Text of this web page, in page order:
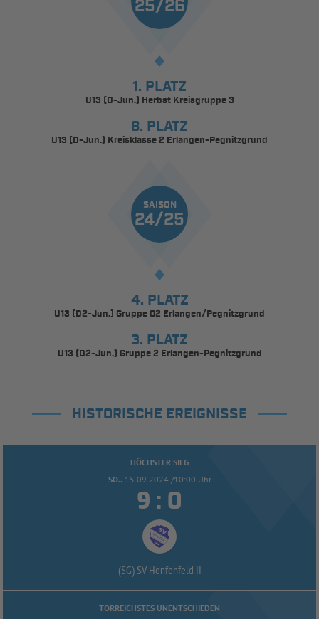
25/26
1. PLATZ
U13 (D-Jun.) Herbst Kreisgruppe 3
8. PLATZ
U13 (D-Jun.) Kreisklasse 2 Erlangen-Pegnitzgrund
SAISON
24/25
4. PLATZ
U13 (D2-Jun.) Gruppe 02 Erlangen/Pegnitzgrund
3. PLATZ
U13 (D2-Jun.) Gruppe 2 Erlangen-Pegnitzgrund
HISTORISCHE EREIGNISSE
HÖCHSTER SIEG
SO.. 15.09.2024 /10:00 Uhr
 : 
(SG) SV Henfenfeld II
TORREICHSTES UNENTSCHIEDEN